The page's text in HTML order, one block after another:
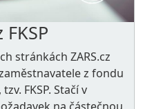
stránkách ZARS.cz
z fondu
, tzv. FKSP. Stačí v